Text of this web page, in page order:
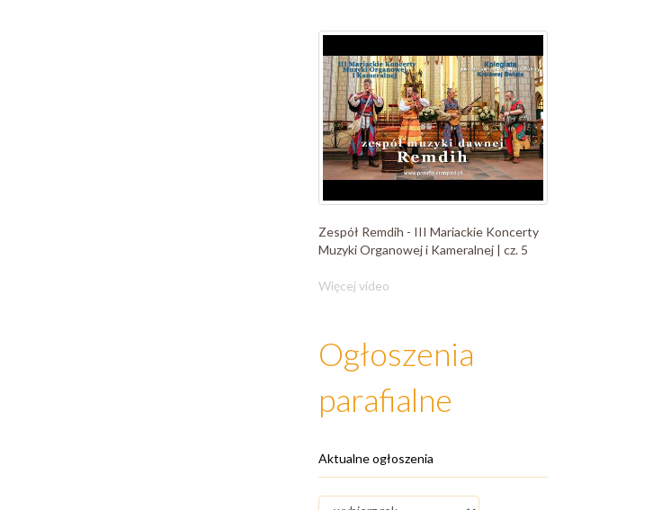
Zespół Remdih - III Mariackie Koncerty
Muzyki Organowej i Kameralnej | cz. 5
Więcej video
Ogłoszenia
parafialne
Aktualne ogłoszenia